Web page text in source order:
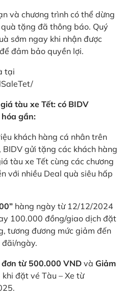
và chương trình có thể dừng
tặng đã thông báo. Quý
sớm ngay khi nhận được
đảm bảo quyền lợi.
tại
tàu xe Tết: có BIDV
gần:
khách hàng cá nhân trên
gửi tặng các khách hàng
tàu xe Tết cùng các chương
với nhiều Deal quà siêu hấp
hàng ngày từ 12/12/2024
100.000 đồng/giao dịch đặt
tương đương mức giảm đến
ngày.
từ 500.000 VND và Giảm
đặt vé Tàu – Xe từ